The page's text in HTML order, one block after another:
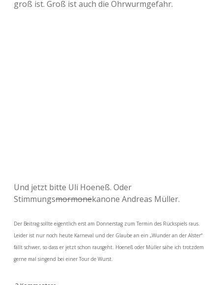
groß ist. Groß ist auch die Ohrwurmgefahr.
Und jetzt bitte Uli Hoeneß. Oder
Stimmungsmormonekanone Andreas Müller.
Der Beitrag sollte eigentlich erst am Donnerstag zum Termin des Rückspiels raus.
Leider ist nur noch heute Karneval und der Glaube an ein „Wunder an der Alster“
fällt schwer, so dass er jetzt schon rausgeht. Hoeneß oder Müller sähe ich trotzdem
gerne mal singend bei einer Tour de Wurst.